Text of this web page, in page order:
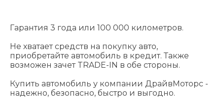
Гарантия 3 года или 100 000 километров.
Не хватает средств на покупку авто,
приобретайте автомобиль в кредит. Также
возможен зачет TRADE-IN в обе стороны.
Купить автомобиль у компании ДрайвМоторс -
надежно, безопасно, быстро и выгодно.